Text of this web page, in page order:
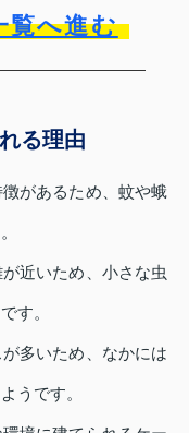
覧へ進む
る理由
があるため、蚊や蛾
近いため、小さな虫
す。
多いため、なかには
うです。